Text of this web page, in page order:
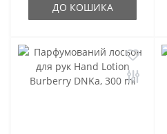
ДО КОШИКА